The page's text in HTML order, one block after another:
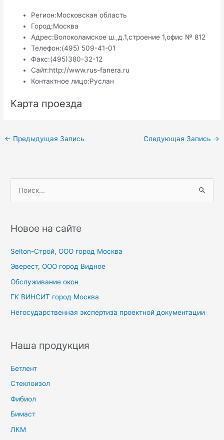
Регион:Московская область
Город:Москва
Адрес:Волоколамское ш.,д.1,строение 1,офис № 812
Телефон:(495) 509-41-01
Факс:(495)380-32-12
Сайт:http://www.rus-fanera.ru
Контактное лицо:Руслан
Карта проезда
Навигация
← Предыдущая Запись Следующая Запись →
с
:
Новое на сайте
Selton-Строй, OOO город Москва
Эверест, ООО город Видное
Обслуживание окон
ГК ВИНСИТ город Москва
Негосударственная экспертиза проектной документации
Наша продукция
Бетлент
Стеклоизол
Фибиол
Бимаст
ЛКМ